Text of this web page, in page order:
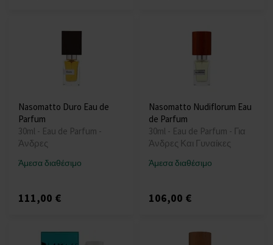
Nasomatto Duro Eau de
Parfum
30ml - Eau de Parfum -
Άνδρες
Άμεσα διαθέσιμο
111,00 €
Nasomatto Nudiflorum Eau
de Parfum
30ml - Eau de Parfum - Για
Άνδρες Και Γυναίκες
Άμεσα διαθέσιμο
106,00 €